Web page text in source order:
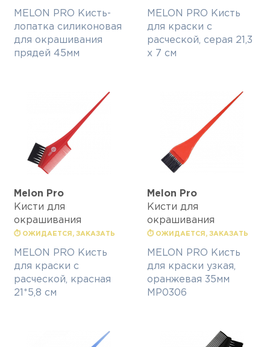
MELON PRO Кисть-
лопатка силиконовая
для окрашивания
прядей 45мм
MELON PRO Кисть
для краски с
расческой, серая 21,3
х 7 см
Melon Pro
Кисти для
окрашивания
⏱ ОЖИДАЕТСЯ, ЗАКАЗАТЬ
MELON PRO Кисть
для краски с
расческой, красная
21*5,8 см
Melon Pro
Кисти для
окрашивания
⏱ ОЖИДАЕТСЯ, ЗАКАЗАТЬ
MELON PRO Кисть
для краски узкая,
оранжевая 35мм
MP0306